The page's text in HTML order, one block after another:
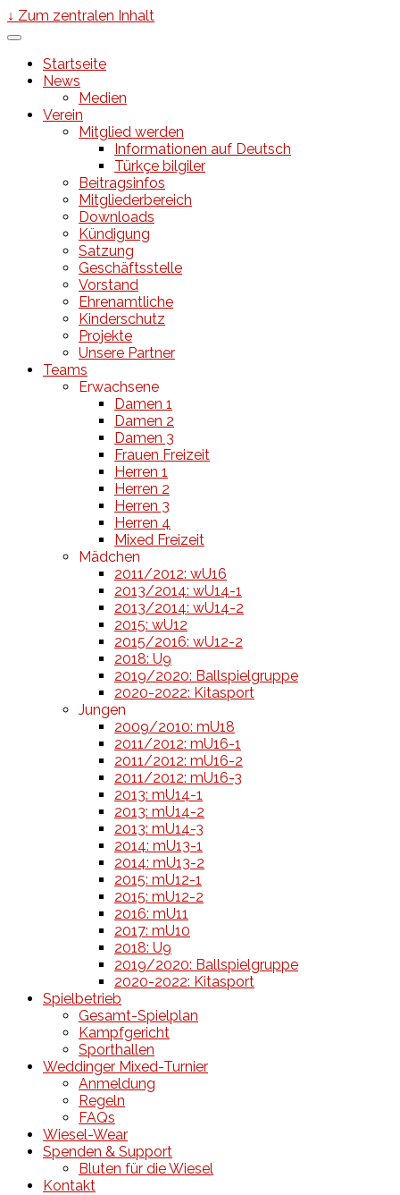
↓ Zum zentralen Inhalt
Startseite
News
Medien
Verein
Mitglied werden
Informationen auf Deutsch
Türkçe bilgiler
Beitragsinfos
Mitgliederbereich
Downloads
Kündigung
Satzung
Geschäftsstelle
Vorstand
Ehrenamtliche
Kinderschutz
Projekte
Unsere Partner
Teams
Erwachsene
Damen 1
Damen 2
Damen 3
Frauen Freizeit
Herren 1
Herren 2
Herren 3
Herren 4
Mixed Freizeit
Mädchen
2011/2012: wU16
2013/2014: wU14-1
2013/2014: wU14-2
2015: wU12
2015/2016: wU12-2
2018: U9
2019/2020: Ballspielgruppe
2020-2022: Kitasport
Jungen
2009/2010: mU18
2011/2012: mU16-1
2011/2012: mU16-2
2011/2012: mU16-3
2013: mU14-1
2013: mU14-2
2013: mU14-3
2014: mU13-1
2014: mU13-2
2015: mU12-1
2015: mU12-2
2016: mU11
2017: mU10
2018: U9
2019/2020: Ballspielgruppe
2020-2022: Kitasport
Spielbetrieb
Gesamt-Spielplan
Kampfgericht
Sporthallen
Weddinger Mixed-Turnier
Anmeldung
Regeln
FAQs
Wiesel-Wear
Spenden & Support
Bluten für die Wiesel
Kontakt